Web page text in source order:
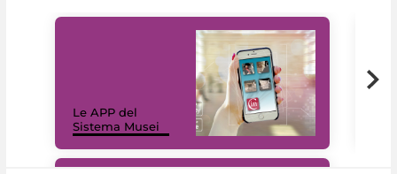
Le APP del
Sistema Musei